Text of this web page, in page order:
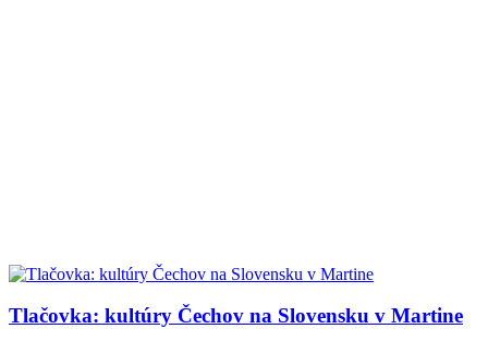
Tlačovka: kultúry Čechov na Slovensku v Martine